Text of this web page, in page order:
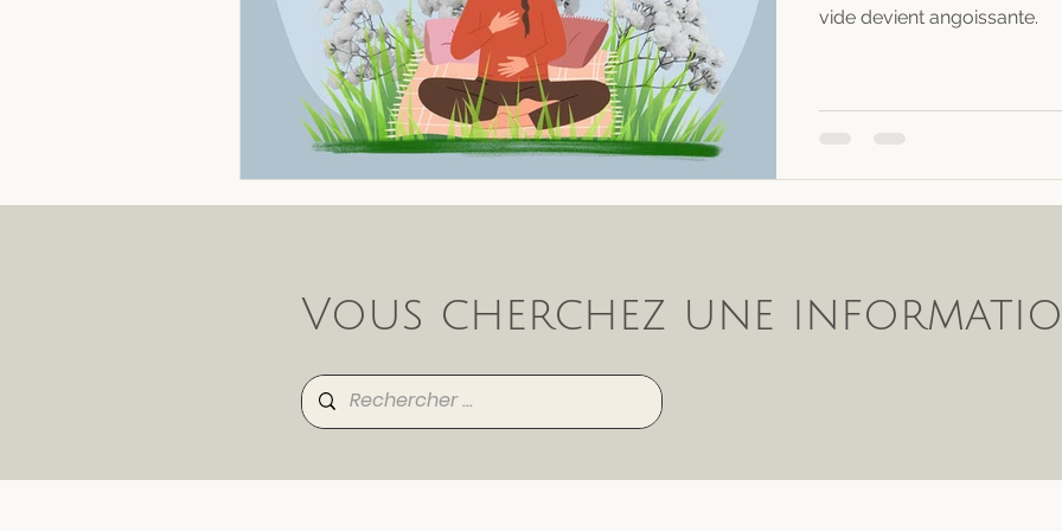
vide devient angoissante.
Vous cherchez une